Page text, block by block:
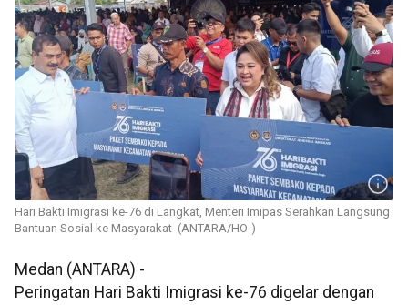
Hari Bakti Imigrasi ke-76 di Langkat, Menteri Imipas Serahkan Langsung
Bantuan Sosial ke Masyarakat (ANTARA/HO-)
Medan (ANTARA) -
Peringatan Hari Bakti Imigrasi ke-76 digelar dengan